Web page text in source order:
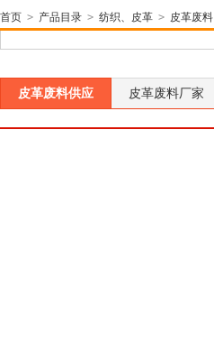
首页 > 产品目录 > 纺织、皮革 > 皮革废料
皮革废料供应 皮革废料厂家